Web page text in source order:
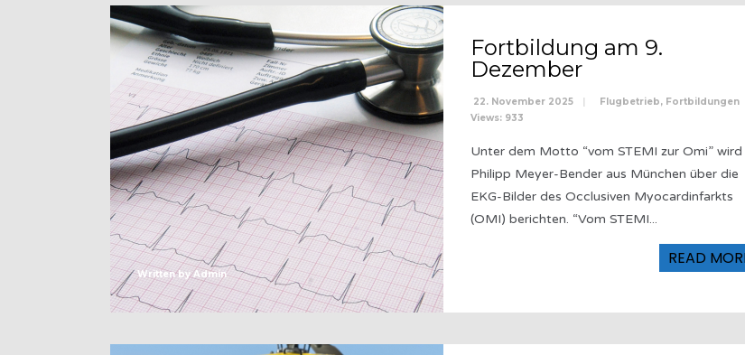
Written byAdmin
Fortbildung am 9.
Dezember
22. November 2025 | Flugbetrieb, Fortbildungen
Views: 933
Unter dem Motto “vom STEMI zur Omi” wird
Philipp Meyer-Bender aus München über die
EKG-Bilder des Occlusiven Myocardinfarkts
(OMI) berichten. “Vom STEMI...
READ